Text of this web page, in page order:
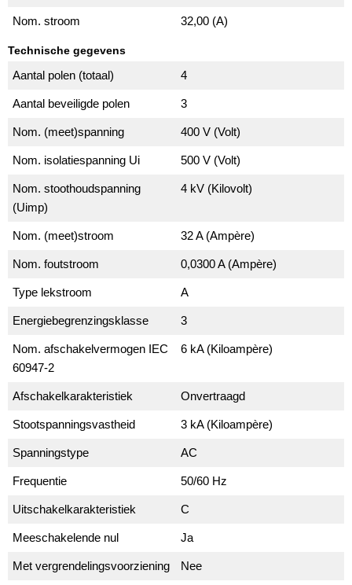
Nom. stroom 32,00 (A)
Technische gegevens
Aantal polen (totaal) 4
Aantal beveiligde polen 3
Nom. (meet)spanning 400 V (Volt)
Nom. isolatiespanning Ui 500 V (Volt)
Nom. stoothoudspanning
(Uimp)
4 kV (Kilovolt)
Nom. (meet)stroom 32 A (Ampère)
Nom. foutstroom 0,0300 A (Ampère)
Type lekstroom A
Energiebegrenzingsklasse 3
Nom. afschakelvermogen IEC
60947-2
6 kA (Kiloampère)
Afschakelkarakteristiek Onvertraagd
Stootspanningsvastheid 3 kA (Kiloampère)
Spanningstype AC
Frequentie 50/60 Hz
Uitschakelkarakteristiek C
Meeschakelende nul Ja
Met vergrendelingsvoorziening Nee